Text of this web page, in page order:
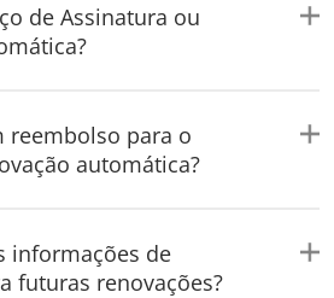
de Assinatura ou
reembolso para o
automática?
informações de
futuras renovações?